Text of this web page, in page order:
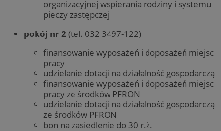
organizacyjnej wspierania rodziny i systemu
pieczy zastępczej
pokój nr 2 (tel. 032 3497-122)
finansowanie wyposażeń i doposażeń miejsc
pracy
udzielanie dotacji na działalność gospodarczą
finansowanie wyposażeń i doposażeń miejsc
pracy ze środków PFRON
udzielanie dotacji na działalność gospodarczą
ze środków PFRON
bon na zasiedlenie do 30 r.ż.